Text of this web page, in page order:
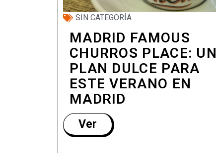
SIN CATEGORÍA
MADRID FAMOUS
CHURROS PLACE: UN
PLAN DULCE PARA
ESTE VERANO EN
MADRID
Ver